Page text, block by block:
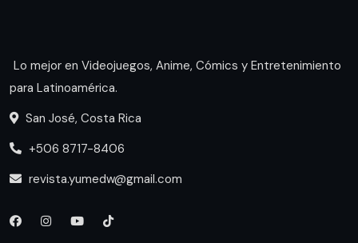
Lo mejor en Videojuegos, Anime, Cómics y Entretenimiento
para Latinoamérica.
San José, Costa Rica
+506 8717-8406
revista.yumedw@gmail.com